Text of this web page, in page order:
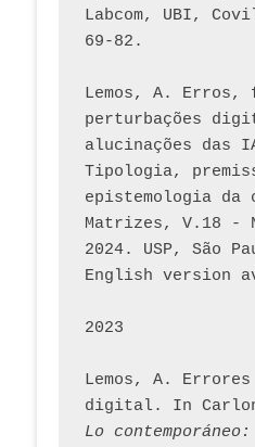
Labcom, UBI,
69-82.
Lemos, A. Erros,
perturbações
alucinações das
Tipologia,
epistemologia da
Matrizes, V.18 -
2024. USP, São
English version
2023
Lemos, A.
Lo